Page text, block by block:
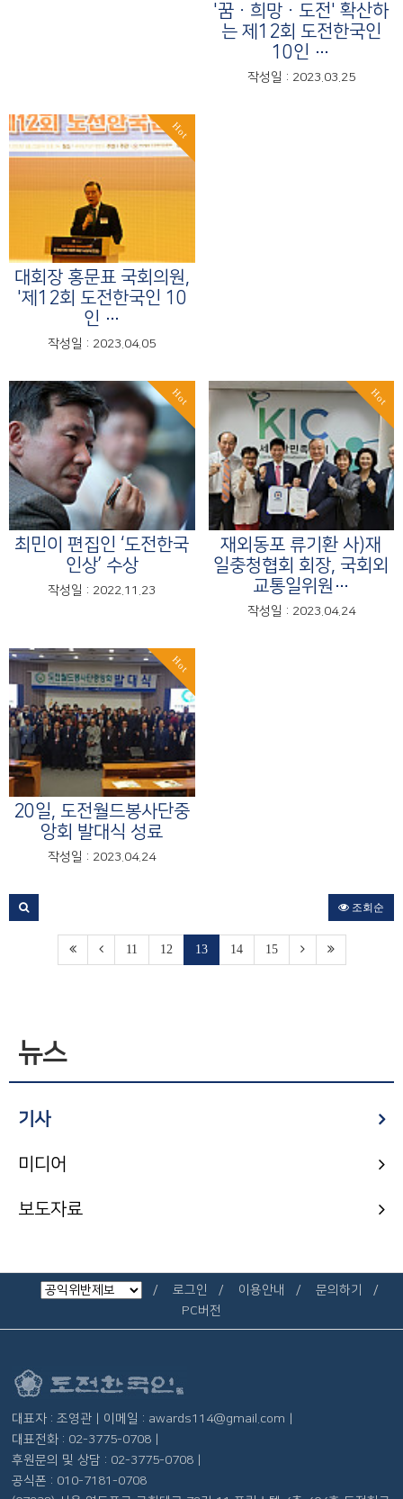
'꿈ㆍ희망ㆍ도전' 확산하
는 제12회 도전한국인
10인 …
작성일 : 2023.03.25
Hot
대회장 홍문표 국회의원,
'제12회 도전한국인 10
인 …
작성일 : 2023.04.05
Hot
최민이 편집인 ‘도전한국
인상’ 수상
작성일 : 2022.11.23
Hot
재외동포 류기환 사)재
일충청협회 회장, 국회외
교통일위원…
작성일 : 2023.04.24
Hot
20일, 도전월드봉사단중
앙회 발대식 성료
작성일 : 2023.04.24
조회순
11 12 13 14 15
뉴스
기사
미디어
보도자료
로그인 이용안내
문의하기
PC버전
대표자 : 조영관 | 이메일 : awards114@gmail.com |
대표전화 : 02-3775-0708 |
후원문의 및 상담 : 02-3775-0708 |
공식폰 : 010-7181-0708